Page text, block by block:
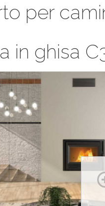
per
in ghisa